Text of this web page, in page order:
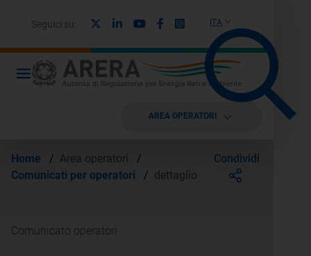
ITA
Seguici su: LinkedinYoutubeFacebook
Instagram
AREA OPERATORI
Home / Area operatori
/
Comunicati per operatori
/ dettaglio
Condividi
Comunicato operatori